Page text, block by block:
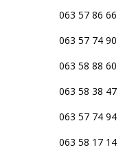
063 57 86 66
063 57 74 90
063 58 88 60
063 58 38 47
063 57 74 94
063 58 17 14